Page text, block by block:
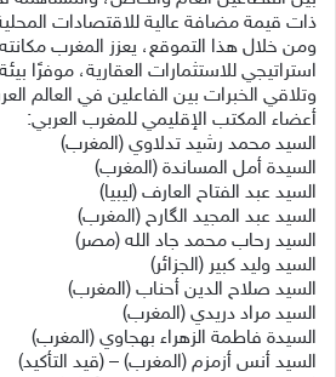
ذات قيمة مضافة عالية للاقتصادات
ومن خلال هذا التموقع، يعزز المغرب
استراتيجي للاستثمارات العقارية، موفرًا بيئة
وتلاقي الخبرات بين الفاعلين في العالم
أعضاء المكتب الإقليمي للمغرب العربي:
السيد محمد رشيد تدلاوي (المغرب)
السيدة أمل المساندة (المغرب)
السيد عبد الفتاح العارف (ليبيا)
السيد عبد المجيد الگارح (المغرب)
السيد رحاب محمد جاد الله (مصر)
السيد وليد كبير (الجزائر)
السيد صلاح الدين أحناب (المغرب)
السيد مراد دريدي (المغرب)
السيدة فاطمة الزهراء بهجاوي (المغرب)
السيد أنس أزمزم (المغرب) – (قيد التأكيد)